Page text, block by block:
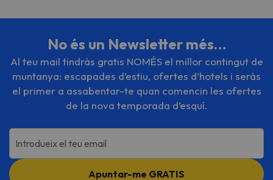
No és un Newsletter més…
Al teu mail tindràs gratis NOMÉS el millor contingut de
muntanya: escapades d’estiu, ofertes d’hotels i seràs
el primer a assabentar-te quan comencin les ofertes
de la nova temporada d’esquí.
Introdueix el teu email
Apuntar-me GRATIS